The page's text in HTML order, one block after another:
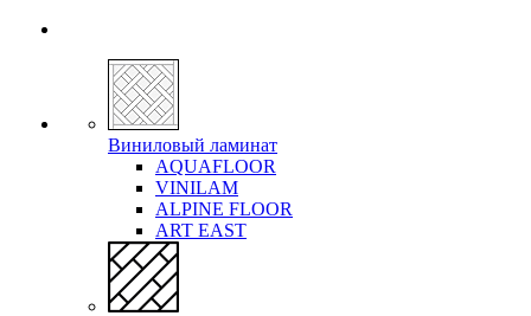
Виниловый ламинат
AQUAFLOOR
VINILAM
ALPINE FLOOR
ART EAST